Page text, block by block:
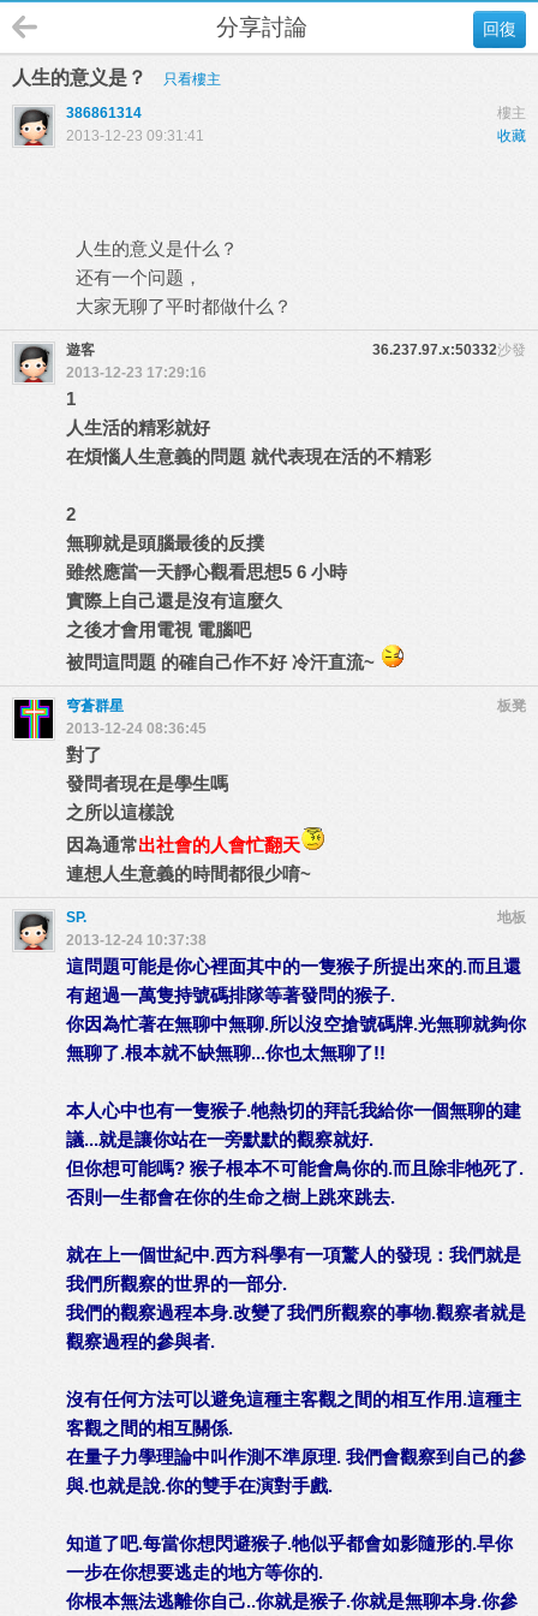
回復
分享討論
人生的意义是？
只看樓主
樓主
386861314
收藏
2013-12-23 09:31:41
人生的意义是什么？
还有一个问题，
大家无聊了平时都做什么？
沙發
遊客
36.237.97.x:50332
2013-12-23 17:29:16
1
人生活的精彩就好
在煩惱人生意義的問題 就代表現在活的不精彩
2
無聊就是頭腦最後的反撲
雖然應當一天靜心觀看思想5 6 小時
實際上自己還是沒有這麼久
之後才會用電視 電腦吧
被問這問題 的確自己作不好 冷汗直流~
板凳
穹蒼群星
2013-12-24 08:36:45
對了
發問者現在是學生嗎
之所以這樣說
因為通常出社會的人會忙翻天
連想人生意義的時間都很少唷~
地板
SP.
2013-12-24 10:37:38
這問題可能是你心裡面其中的一隻猴子所提出來的.而且還
有超過一萬隻持號碼排隊等著發問的猴子.
你因為忙著在無聊中無聊.所以沒空搶號碼牌.光無聊就夠你
無聊了.根本就不缺無聊...你也太無聊了!!
本人心中也有一隻猴子.牠熱切的拜託我給你一個無聊的建
議...就是讓你站在一旁默默的觀察就好.
但你想可能嗎? 猴子根本不可能會鳥你的.而且除非牠死了.
否則一生都會在你的生命之樹上跳來跳去.
就在上一個世紀中.西方科學有一項驚人的發現：我們就是
我們所觀察的世界的一部分.
我們的觀察過程本身.改變了我們所觀察的事物.觀察者就是
觀察過程的參與者.
沒有任何方法可以避免這種主客觀之間的相互作用.這種主
客觀之間的相互關係.
在量子力學理論中叫作測不準原理. 我們會觀察到自己的參
與.也就是說.你的雙手在演對手戲.
知道了吧.每當你想閃避猴子.牠似乎都會如影隨形的.早你
一步在你想要逃走的地方等你的.
你根本無法逃離你自己..你就是猴子.你就是無聊本身.你參